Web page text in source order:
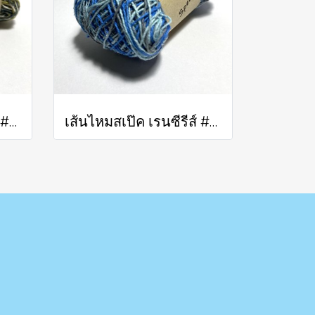
เส้นไหมสเป๊ค เรนซีรีส์ #307 เส้นไหมสเป๊ค เรนซีรีส์ #308